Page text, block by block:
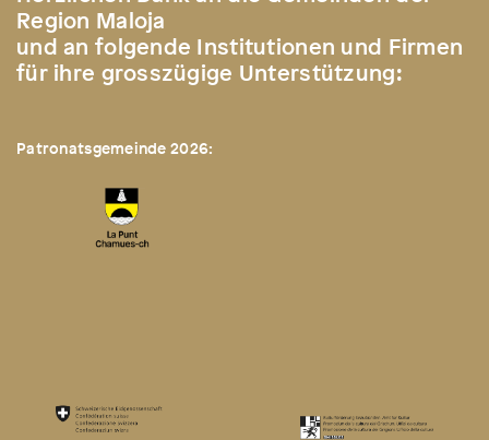
Region Maloja
und an folgende Institutionen und Firmen
für ihre grosszügige Unterstützung:
Patronatsgemeinde 2026: